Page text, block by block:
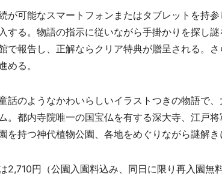
が可能なスマートフォンまたはタブレットを持
する。物語の指示に従いながら手掛かりを探し
で報告し、正解ならクリア特典が贈呈される。さ
める。
のようなかわいらしいイラストつきの物語で、
。都内寺院唯一の国宝仏を有する深大寺、江戸
を持つ神代植物公園、各地をめぐりながら謎解き
2,710円（公園入園料込み、同日に限り再入園無